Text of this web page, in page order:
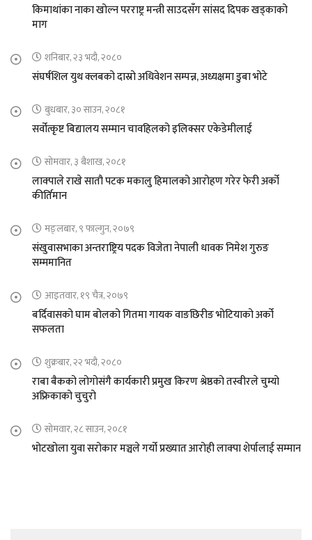
किमाथांका नाका खोल्न परराष्ट्र मन्त्री साउदसँग सांसद दिपक खड्काको
माग
शनिबार, २३ भदौ, २०८०
संघर्षशिल युथ क्लबको दास्रो अधिवेशन सम्पन्न, अध्यक्षमा डुबा भोटे
बुधबार, ३० साउन, २०८१
सर्वोत्कृष्ट बिद्यालय सम्मान चावहिलको इलिक्सर एकेडेमीलाई
सोमवार, ३ बैशाख, २०८१
लाक्पाले राखे सातौ पटक मकालु हिमालको आरोहण गरेर फेरी अर्को
कीर्तिमान
मङ्लबार, ९ फाल्गुन, २०७९
संखुवासभाका अन्तराष्ट्रिय पदक विजेता नेपाली धावक निमेश गुरुङ
सम्ममानित
आइतवार, १९ चैत्र, २०७९
बर्दिवासको घाम बोलको गितमा गायक वाङछिरीङ भोटियाको अर्को
सफलता
शुक्रबार, २२ भदौ, २०८०
राबा बैकको लोगोसंगै कार्यकारी प्रमुख किरण श्रेष्ठको तस्वीरले चुम्यो
अफ्रिकाको चुचुरो
सोमवार, २८ साउन, २०८१
भोटखोला युवा सरोकार मञ्चले गर्यो प्रख्यात आरोही लाक्पा शेर्पालाई सम्मान